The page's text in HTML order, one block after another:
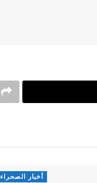
أخبار الصحراء